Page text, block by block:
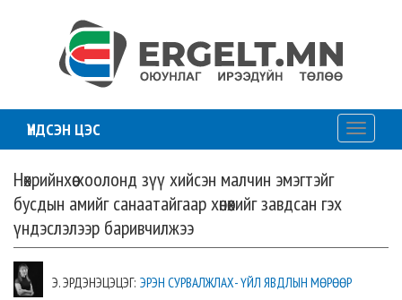
ҮНДСЭН ЦЭС
Toggle
Нөхрийнхөө хоолонд зүү хийсэн малчин эмэгтэйг
бусдын амийг санаатайгаар хөнөөхийг завдсан гэх
үндэслэлээр баривчилжээ
Э. ЭРДЭНЭЦЭЦЭГ: ЭРЭН СУРВАЛЖЛАХ- ҮЙЛ ЯВДЛЫН МӨРӨӨР